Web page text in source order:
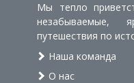
Мы тепло
незабываемые,
путешествия по
Наша команда
О нас